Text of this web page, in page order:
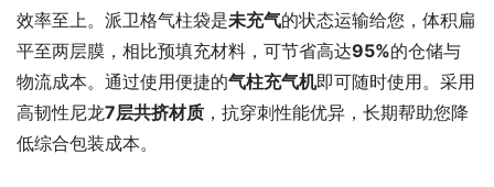
效率至上。派卫格气柱袋是未充气的状态运输给您，体积扁
平至两层膜，相比预填充材料，可节省高达95%的仓储与
物流成本。通过使用便捷的气柱充气机即可随时使用。采用
高韧性尼龙7层共挤材质 ，抗穿刺性能优异，长期帮助您降
低综合包装成本。